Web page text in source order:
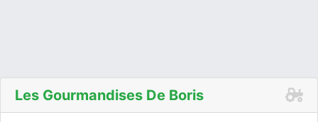
Les Gourmandises De Boris